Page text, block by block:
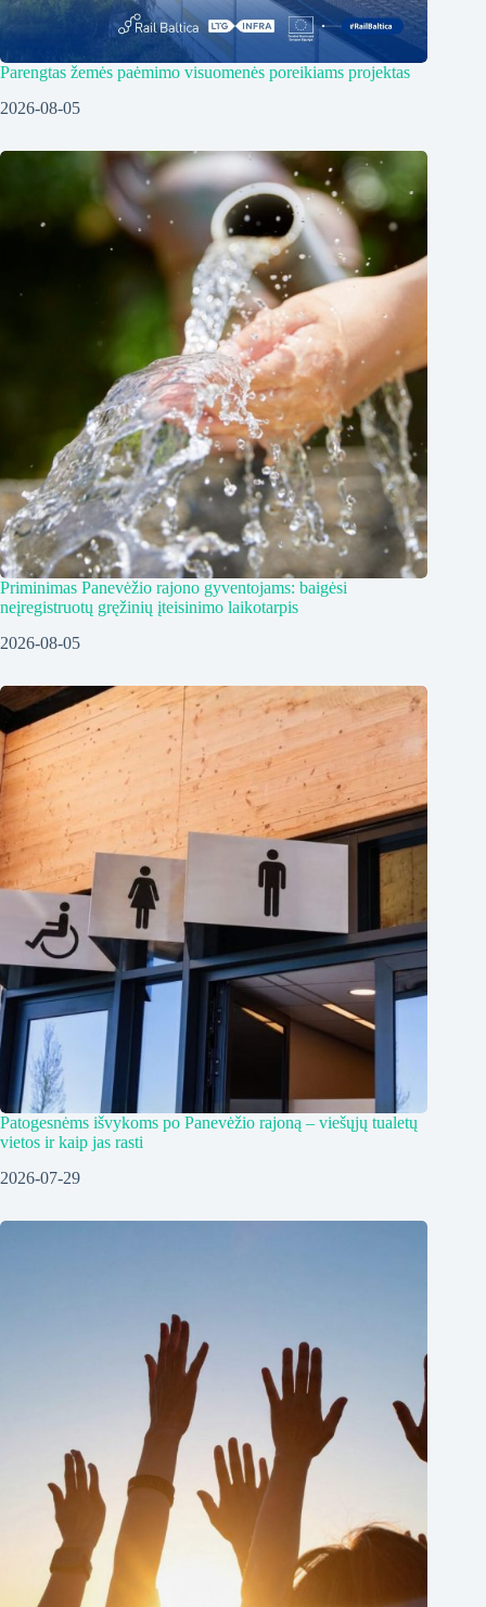
Parengtas žemės paėmimo visuomenės poreikiams projektas
2026-08-05
Priminimas Panevėžio rajono gyventojams: baigėsi
neįregistruotų gręžinių įteisinimo laikotarpis
2026-08-05
Patogesnėms išvykoms po Panevėžio rajoną – viešųjų tualetų
vietos ir kaip jas rasti
2026-07-29